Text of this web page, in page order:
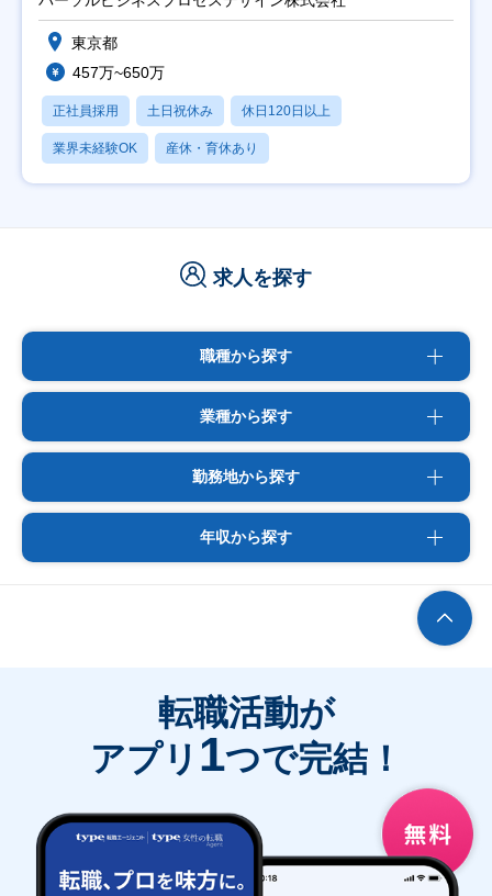
東京都
457万~650万
正社員採用 土日祝休み 休日120日以上
業界未経験OK 産休・育休あり
求人を探す
職種から探す
業種から探す
勤務地から探す
年収から探す
転職活動が
アプリ 1つで完結！